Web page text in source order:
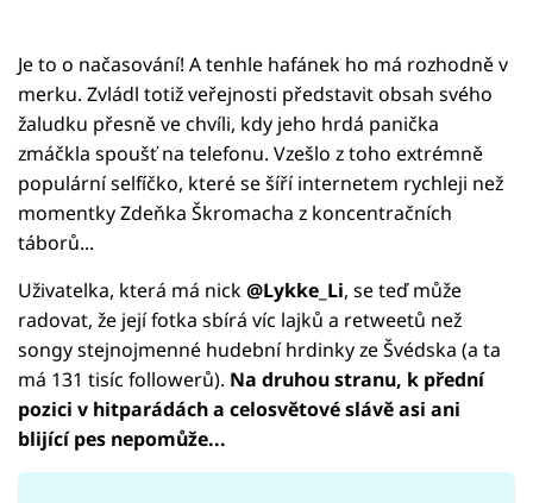
Je to o načasování! A tenhle hafánek ho má rozhodně v
merku. Zvládl totiž veřejnosti představit obsah svého
žaludku přesně ve chvíli, kdy jeho hrdá panička
zmáčkla spoušť na telefonu. Vzešlo z toho extrémně
populární selfíčko, které se šíří internetem rychleji než
momentky Zdeňka Škromacha z koncentračních
táborů...
Uživatelka, která má nick @Lykke_Li, se teď může
radovat, že její fotka sbírá víc lajků a retweetů než
songy stejnojmenné hudební hrdinky ze Švédska (a ta
má 131 tisíc followerů). Na druhou stranu, k přední
pozici v hitparádách a celosvětové slávě asi ani
blijící pes nepomůže...